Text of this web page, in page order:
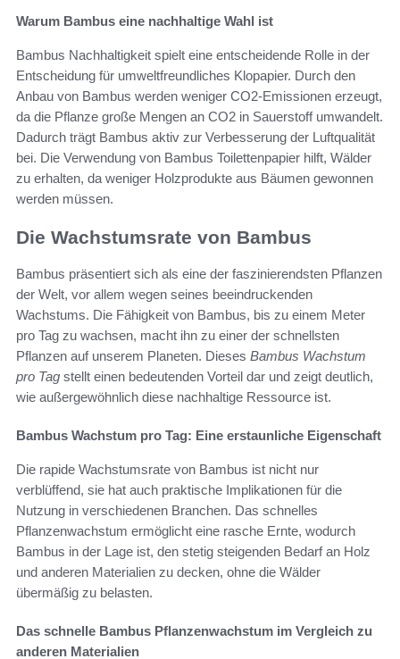
Warum Bambus eine nachhaltige Wahl ist
Bambus Nachhaltigkeit spielt eine entscheidende Rolle in der
Entscheidung für umweltfreundliches Klopapier. Durch den
Anbau von Bambus werden weniger CO2-Emissionen erzeugt,
da die Pflanze große Mengen an CO2 in Sauerstoff umwandelt.
Dadurch trägt Bambus aktiv zur Verbesserung der Luftqualität
bei. Die Verwendung von Bambus Toilettenpapier hilft, Wälder
zu erhalten, da weniger Holzprodukte aus Bäumen gewonnen
werden müssen.
Die Wachstumsrate von Bambus
Bambus präsentiert sich als eine der faszinierendsten Pflanzen
der Welt, vor allem wegen seines beeindruckenden
Wachstums. Die Fähigkeit von Bambus, bis zu einem Meter
pro Tag zu wachsen, macht ihn zu einer der schnellsten
Pflanzen auf unserem Planeten. Dieses Bambus Wachstum
pro Tag stellt einen bedeutenden Vorteil dar und zeigt deutlich,
wie außergewöhnlich diese nachhaltige Ressource ist.
Bambus Wachstum pro Tag: Eine erstaunliche Eigenschaft
Die rapide Wachstumsrate von Bambus ist nicht nur
verblüffend, sie hat auch praktische Implikationen für die
Nutzung in verschiedenen Branchen. Das schnelles
Pflanzenwachstum ermöglicht eine rasche Ernte, wodurch
Bambus in der Lage ist, den stetig steigenden Bedarf an Holz
und anderen Materialien zu decken, ohne die Wälder
übermäßig zu belasten.
Das schnelle Bambus Pflanzenwachstum im Vergleich zu
anderen Materialien